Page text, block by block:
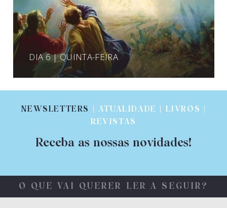
DIA 6 | QUINTA-FEIRA
NEWSLETTERS
| ATUALIDADE | LIVROS |
REVISTAS
Receba as nossas novidades!
O QUE VAI QUERER LER A SEGUIR?